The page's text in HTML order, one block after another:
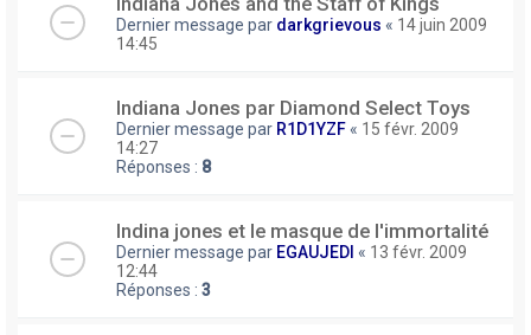
Dernier message par darkgrievous « 14 juin 2009
14:45
Indiana Jones par Diamond Select Toys
Dernier message par R1D1YZF « 15 févr. 2009
14:27
Réponses : 8
Indina jones et le masque de l'immortalité
Dernier message par EGAUJEDI « 13 févr. 2009
12:44
Réponses : 3